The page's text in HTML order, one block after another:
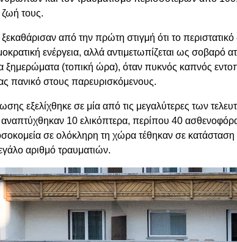
ζωή τους.
ξεκαθάρισαν από την πρώτη στιγμή ότι το περιστατικό
ενέργεια, αλλά αντιμετωπίζεται ως σοβαρό
ξημερώματα (τοπική ώρα), όταν πυκνός καπνός
πανικό στους παρευρισκόμενους.
εξελίχθηκε σε μία από τις μεγαλύτερες των
αναπτύχθηκαν 10 ελικόπτερα, περίπου 40
σε ολόκληρη τη χώρα τέθηκαν σε κατάσταση
αριθμό τραυματιών.